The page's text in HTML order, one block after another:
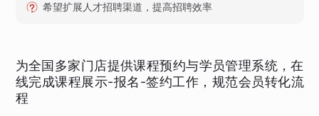
希望扩展人才招聘渠道，提高招聘效率
为全国多家门店提供课程预约与学员管理系统，在
线完成课程展示-报名-签约工作，规范会员转化流
程